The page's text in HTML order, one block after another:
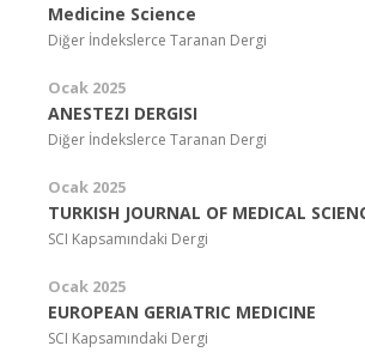
Medicine Science
Diğer İndekslerce Taranan Dergi
Ocak 2025
ANESTEZI DERGISI
Diğer İndekslerce Taranan Dergi
Ocak 2025
TURKISH JOURNAL OF MEDICAL
SCI Kapsamındaki Dergi
Ocak 2025
EUROPEAN GERIATRIC MEDICINE
SCI Kapsamındaki Dergi